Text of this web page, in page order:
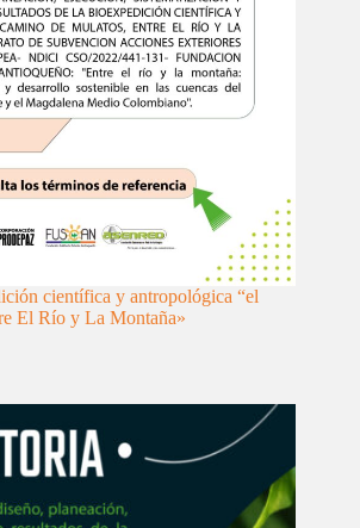
científica y antropológica “el
El Río y La Montaña»